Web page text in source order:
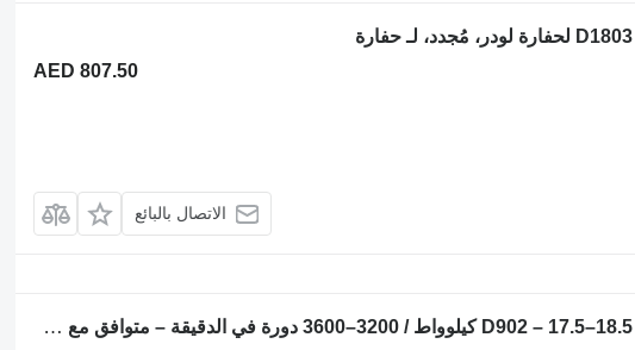
AED 807.50
الاتصال بالبائع
المحرك Kubota محرك كوبوتا D902 – 17.5–18.5 كيلوواط / 3200–3600 دورة في الدقيقة – متوافق مع Bo لـ حفارة صغيرة Kubota KX36